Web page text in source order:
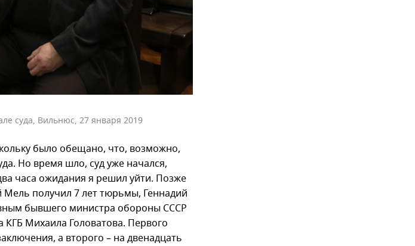
суда, Вильнюс, 27 января 2019
было обещано, что, возможно,
Но время шло, суд уже начался,
часа ожидания я решил уйти. Позже
получил 7 лет тюрьмы, Геннадий
бывшего министра обороны СССР
Михаила Головатова. Первого
а второго – на двенадцать